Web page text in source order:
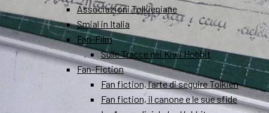
Associazioni Tolkieniane
Smial in Italia
Fan-Film
Sulle Tracce dei Kiwi Hobbit
Fan-Fiction
Fan fiction, l’arte di seguire Tolkien
Fan fiction, il canone e le sue sfide